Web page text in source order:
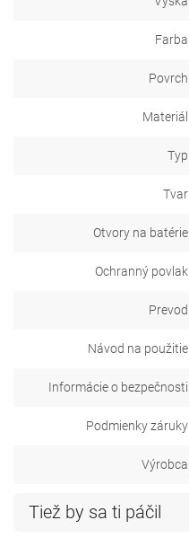
Farba
Povrch
Materiál
Typ
Tvar
Otvory na batérie
Ochranný povlak
Prevod
Návod na použitie
Informácie o bezpečnosti
Podmienky záruky
Výrobca
Tiež by sa ti páčil